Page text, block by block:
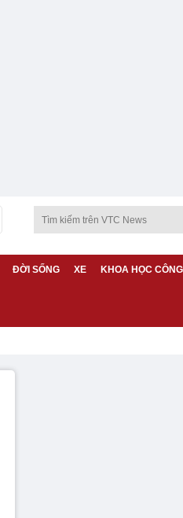
ĐỜI SỐNG XE KHOA HỌC